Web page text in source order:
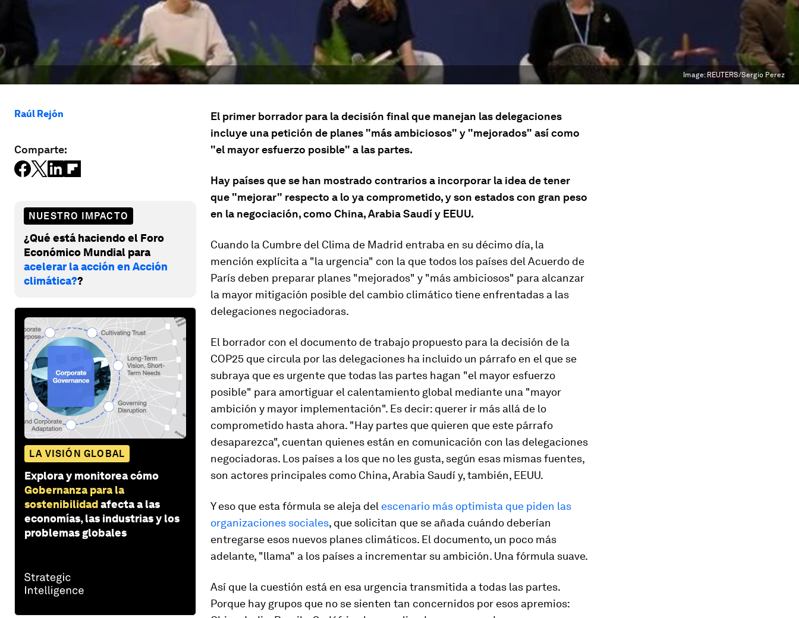
Image: REUTERS/Sergio Perez
Raúl Rejón
Comparte:
NUESTRO IMPACTO
¿Qué está haciendo el Foro
Económico Mundial para
acelerar la acción en Acción
climática??
LA VISIÓN GLOBAL
Explora y monitorea cómo
Gobernanza para la
sostenibilidadafecta a las
economías, las industrias y los
problemas globales
El primer borrador para la decisión final que manejan las delegaciones
incluye una petición de planes "más ambiciosos" y "mejorados" así como
"el mayor esfuerzo posible" a las partes.
Hay países que se han mostrado contrarios a incorporar la idea de tener
que "mejorar" respecto a lo ya comprometido, y son estados con gran peso
en la negociación, como China, Arabia Saudí y EEUU.
Cuando la Cumbre del Clima de Madrid entraba en su décimo día, la
mención explícita a "la urgencia" con la que todos los países del Acuerdo de
París deben preparar planes "mejorados" y "más ambiciosos" para alcanzar
la mayor mitigación posible del cambio climático tiene enfrentadas a las
delegaciones negociadoras.
El borrador con el documento de trabajo propuesto para la decisión de la
COP25 que circula por las delegaciones ha incluido un párrafo en el que se
subraya que es urgente que todas las partes hagan "el mayor esfuerzo
posible" para amortiguar el calentamiento global mediante una "mayor
ambición y mayor implementación". Es decir: querer ir más allá de lo
comprometido hasta ahora. "Hay partes que quieren que este párrafo
desaparezca", cuentan quienes están en comunicación con las delegaciones
negociadoras. Los países a los que no les gusta, según esas mismas fuentes,
son actores principales como China, Arabia Saudí y, también, EEUU.
Y eso que esta fórmula se aleja del escenario más optimista que piden las
organizaciones sociales, que solicitan que se añada cuándo deberían
entregarse esos nuevos planes climáticos. El documento, un poco más
adelante, "llama" a los países a incrementar su ambición. Una fórmula suave.
Así que la cuestión está en esa urgencia transmitida a todas las partes.
Porque hay grupos que no se sienten tan concernidos por esos apremios: